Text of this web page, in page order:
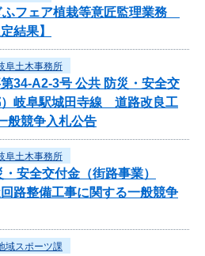
フェア植栽等意匠監理業務
結果】
阜土木事務所
34-A2-3号 公共 防災・安全交
岐阜駅城田寺線 道路改良工
般競争入札公告
阜土木事務所
安全交付金（街路事業）
路整備工事に関する一般競争
域スポーツ課